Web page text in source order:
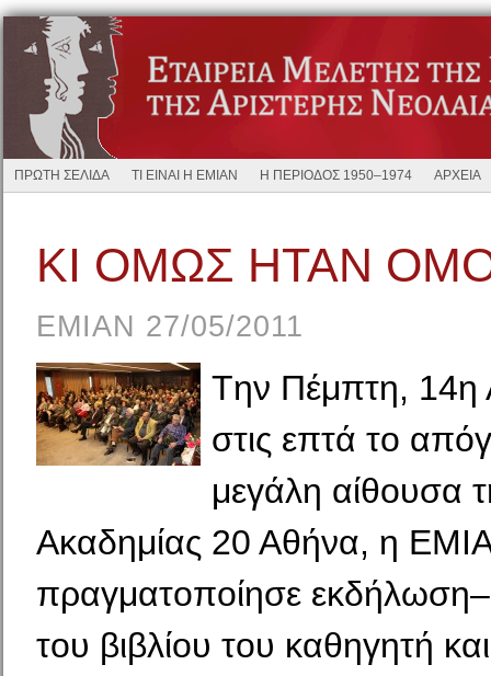
ΠΡΩΤΗ ΣΕΛΙΔΑ ΤΙ ΕΙΝΑΙ Η ΕΜΙΑΝ Η ΠΕΡΙΟΔΟΣ 1950–1974 ΑΡΧΕΙΑ
ΚΙ ΟΜΩΣ ΗΤΑΝ
EMIAN 27/05/2011
Tην Πέμπτη, 14η
στις επτά το
μεγάλη αίθουσα
Ακαδημίας 20 Αθήνα, η
πραγματοποίησε
του βιβλίου του καθηγητή